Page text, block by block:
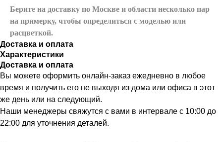
Берите на доставку по Москве и области несколько пар
на примерку, чтобы определиться с моделью или
расцветкой.
Доставка и оплата
Характеристики
Доставка и оплата
Вы можете оформить онлайн-заказ ежедневно в любое
время и получить его не выходя из дома или офиса в этот
же день или на следующий.
Наши менеджеры свяжутся с вами в интервале с 10:00 до
22:00 для уточнения деталей.